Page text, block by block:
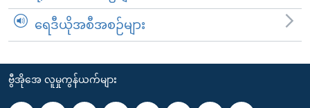
ရေဒီယိုအစီအစဉ်များ
ဗွီအိုအေ လူမှုကွန်ယက်များ